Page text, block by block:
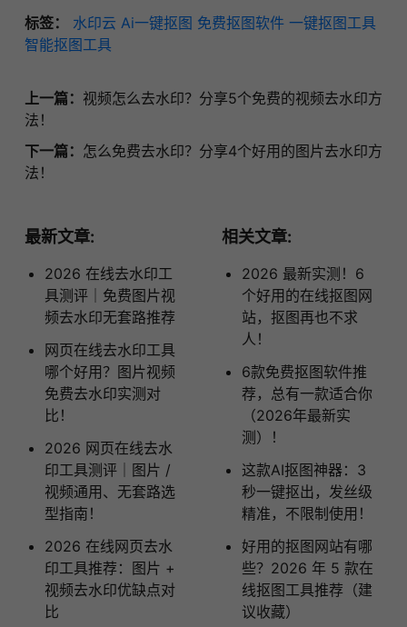
标签： 水印云 Ai一键抠图 免费抠图软件 一键抠图工具
智能抠图工具
上一篇： 视频怎么去水印？分享5个免费的视频去水印方
法！
下一篇： 怎么免费去水印？分享4个好用的图片去水印方
法！
最新文章:
2026 在线去水印工
具测评｜免费图片视
频去水印无套路推荐
网页在线去水印工具
哪个好用？图片视频
免费去水印实测对
比！
2026 网页在线去水
印工具测评｜图片 /
视频通用、无套路选
型指南！
2026 在线网页去水
印工具推荐：图片 +
视频去水印优缺点对
比
相关文章:
2026 最新实测！6
个好用的在线抠图网
站，抠图再也不求
人！
6款免费抠图软件推
荐，总有一款适合你
（2026年最新实
测）！
这款AI抠图神器：3
秒一键抠出，发丝级
精准，不限制使用！
好用的抠图网站有哪
些？2026 年 5 款在
线抠图工具推荐（建
议收藏）